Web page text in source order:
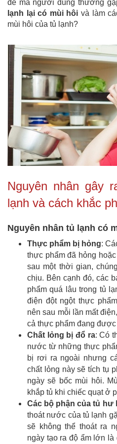
đề mà người dùng thường
lạnh lại có mùi hôi và làm
mùi hôi của tủ lạnh?
Nguyên nhân gây
lạnh và cách khắc
Nguyên nhân tủ lạnh có
Thực phẩm bị hỏng:
thực phẩm đã hỏng
sau một thời gian,
chịu. Bên cạnh đó, các
phẩm quá lâu trong tủ
điện đột ngột thực
nên sau mỗi lần mất
cả thực phẩm đang
Chất lỏng bị đổ ra: Có
nước từ những thực
bị rơi ra ngoài nhưng
chất lỏng này sẽ tích tụ
ngày sẽ bốc mùi hôi.
khắp tủ khi chiếc quạt ở
Các bộ phận của tủ hư
thoát nước của tủ lạnh
sẽ không thể thoát ra
ngày tạo ra độ ẩm lớn